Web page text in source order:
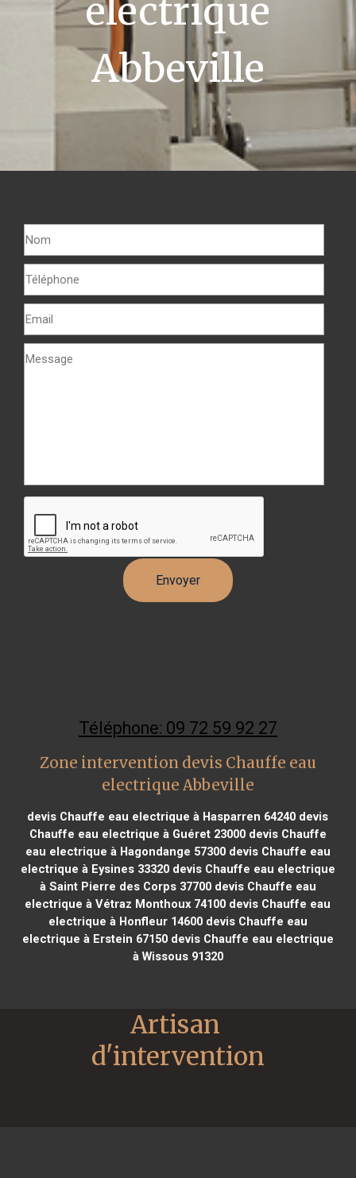
electrique
Abbeville
Téléphone: 09 72 59 92 27
Zone intervention devis Chauffe eau
electrique Abbeville
devis Chauffe eau electrique à Hasparren 64240 devis
Chauffe eau electrique à Guéret 23000devis Chauffe
eau electrique à Hagondange 57300devis Chauffe eau
electrique à Eysines 33320devis Chauffe eau electrique
à Saint Pierre des Corps 37700devis Chauffe eau
electrique à Vétraz Monthoux 74100 devis Chauffe eau
electrique à Honfleur 14600devis Chauffe eau
electrique à Erstein 67150devis Chauffe eau electrique
à Wissous 91320
Artisan
d'intervention